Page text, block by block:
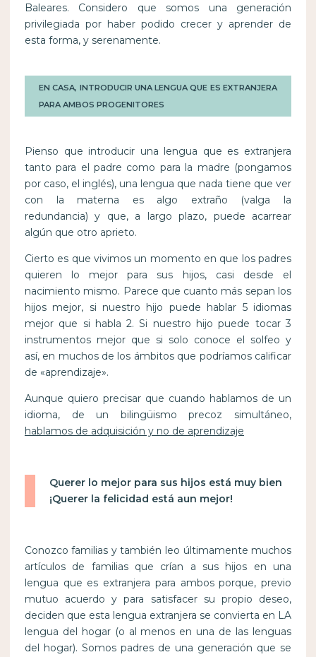
Baleares. Considero que somos una generación
privilegiada por haber podido crecer y aprender de
esta forma, y serenamente.
EN CASA, INTRODUCIR UNA LENGUA QUE ES EXTRANJERA
PARA AMBOS PROGENITORES
Pienso que introducir una lengua que es extranjera
tanto para el padre como para la madre (pongamos
por caso, el inglés), una lengua que nada tiene que ver
con la materna es algo extraño (valga la
redundancia) y que, a largo plazo, puede acarrear
algún que otro aprieto.
Cierto es que vivimos un momento en que los padres
quieren lo mejor para sus hijos, casi desde el
nacimiento mismo. Parece que cuanto más sepan los
hijos mejor, si nuestro hijo puede hablar 5 idiomas
mejor que si habla 2. Si nuestro hijo puede tocar 3
instrumentos mejor que si solo conoce el solfeo y
así, en muchos de los ámbitos que podríamos calificar
de «aprendizaje».
Aunque quiero precisar que cuando hablamos de un
idioma, de un bilingüismo precoz simultáneo,
hablamos de adquisición y no de aprendizaje
Querer lo mejor para sus hijos está muy bien
¡Querer la felicidad está aun mejor!
Conozco familias y también leo últimamente muchos
artículos de familias que crían a sus hijos en una
lengua que es extranjera para ambos porque, previo
mutuo acuerdo y para satisfacer su propio deseo,
deciden que esta lengua extranjera se convierta en LA
lengua del hogar (o al menos en una de las lenguas
del hogar). Somos padres de una generación que se